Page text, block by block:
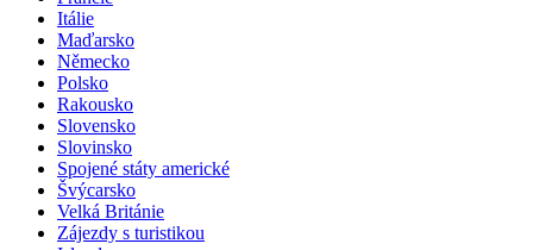
Francie
Itálie
Maďarsko
Německo
Polsko
Rakousko
Slovensko
Slovinsko
Spojené státy americké
Švýcarsko
Velká Británie